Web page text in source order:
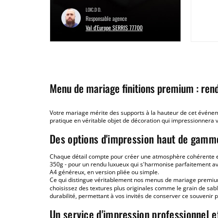
LOIC.D D.
Responsable agence
Val d'Europe SERRIS 77700
Menu de mariage finitions premium :
Votre mariage mérite des supports à la hauteur de cet
pratique en véritable objet de décoration qui impressionnera
Des options d'impression haut de
Chaque détail compte pour créer une atmosphère
350g - pour un rendu luxueux qui s'harmonise parfaitement
A4 généreux, en version pliée ou simple.
Ce qui distingue véritablement nos menus de mariage
choisissez des textures plus originales comme le grain de
durabilité, permettant à vos invités de conserver ce souvenir
Un service d'impression professionnel